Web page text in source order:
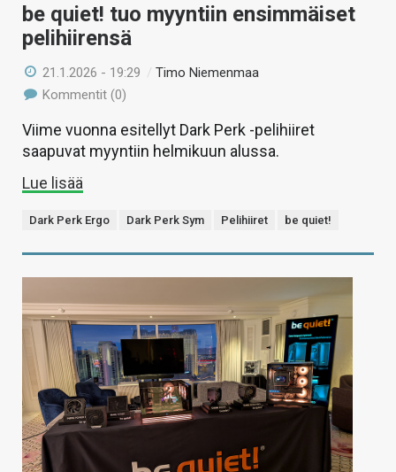
HAKU
be quiet! tuo myyntiin ensimmäiset
pelihiirensä
21.1.2026 - 19:29 /Timo Niemenmaa
Kommentit (0)
Viime vuonna esitellyt Dark Perk -pelihiiret
saapuvat myyntiin helmikuun alussa.
Lue lisää
Dark Perk Ergo Dark Perk Sym Pelihiiret be quiet!